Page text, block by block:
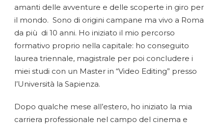
amanti delle avventure e delle scoperte in giro per
il mondo. Sono di origini campane ma vivo a Roma
da più di 10 anni. Ho iniziato il mio percorso
formativo proprio nella capitale: ho conseguito
laurea triennale, magistrale per poi concludere i
miei studi con un Master in “Video Editing” presso
l’Università la Sapienza.
Dopo qualche mese all’estero, ho iniziato la mia
carriera professionale nel campo del cinema e